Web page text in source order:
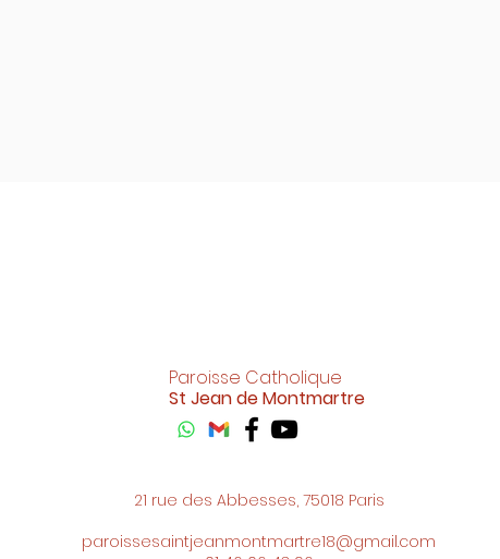
Paroisse Catholique
St Jean de Montmartre
21 rue des Abbesses, 75018 Paris
paroissesaintjeanmontmartre18@gmail.com